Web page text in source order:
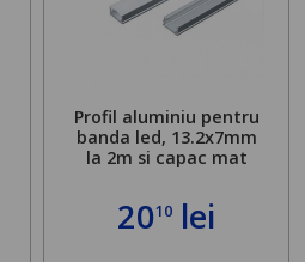
Profil aluminiu pentru
banda led, 13.2x7mm
la 2m si capac mat
2010 lei